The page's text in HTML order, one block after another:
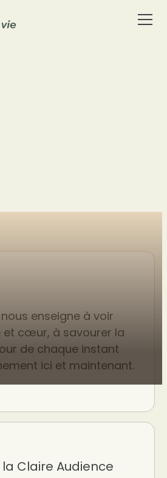
enseigne à voir
et cœur, à savourer la
de chaque instant
ici et maintenant.
la Claire Audience